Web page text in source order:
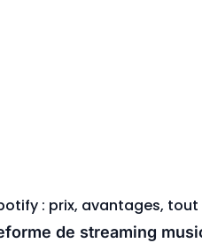
: prix, avantages,
de streaming